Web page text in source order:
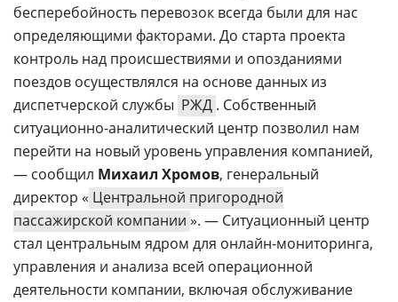
бесперебойность перевозок всегда были для нас
определяющими факторами. До старта проекта
контроль над происшествиями и опозданиями
поездов осуществлялся на основе данных из
диспетчерской службы РЖД . Собственный
ситуационно-аналитический центр позволил нам
перейти на новый уровень управления компанией,
— сообщил Михаил Хромов, генеральный
директор « Центральной пригородной
пассажирской компании ». — Ситуационный центр
стал центральным ядром для онлайн-мониторинга,
управления и анализа всей операционной
деятельности компании, включая обслуживание